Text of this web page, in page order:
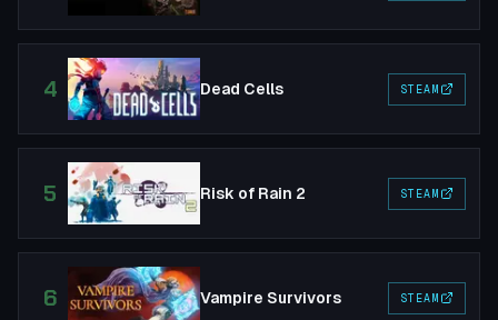
4 Dead Cells STEAM
5 Risk of Rain 2 STEAM
6 Vampire Survivors STEAM